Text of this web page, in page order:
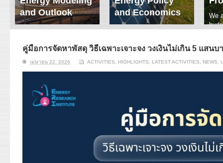
and Outlook
ERI conducts rigorous
energy supply and
demand of various
energy-consuming
sectors. Our analyses
Read More
and Economics
We focus on solar
innovation, solar PV
policy. Two patent-
pending, non-tracking
We
คู่มือการจัดหาพัสดุ วิธีเฉพาะเจาะจง วงเงินไม่เกิน 5 แสนบ
เมษายน 22, 2026 ACTIVITIES HIGHLIGHTS LATEST ACTIVITIES NEWS